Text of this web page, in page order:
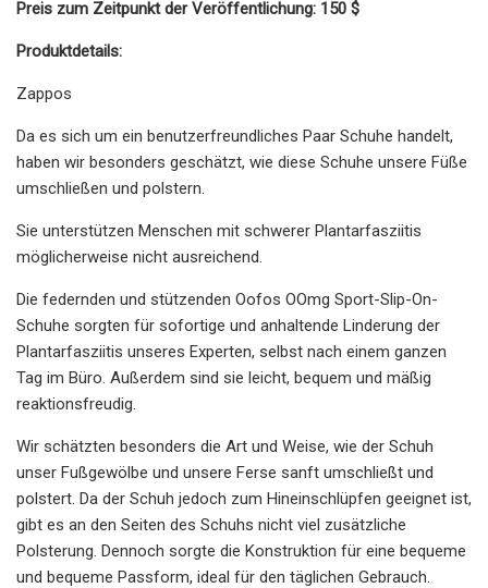
Preis zum Zeitpunkt der Veröffentlichung: 150 $
Produktdetails:
Zappos
Da es sich um ein benutzerfreundliches Paar Schuhe handelt,
haben wir besonders geschätzt, wie diese Schuhe unsere Füße
umschließen und polstern.
Sie unterstützen Menschen mit schwerer Plantarfasziitis
möglicherweise nicht ausreichend.
Die federnden und stützenden Oofos OOmg Sport-Slip-On-
Schuhe sorgten für sofortige und anhaltende Linderung der
Plantarfasziitis unseres Experten, selbst nach einem ganzen
Tag im Büro. Außerdem sind sie leicht, bequem und mäßig
reaktionsfreudig.
Wir schätzten besonders die Art und Weise, wie der Schuh
unser Fußgewölbe und unsere Ferse sanft umschließt und
polstert. Da der Schuh jedoch zum Hineinschlüpfen geeignet ist,
gibt es an den Seiten des Schuhs nicht viel zusätzliche
Polsterung. Dennoch sorgte die Konstruktion für eine bequeme
und bequeme Passform, ideal für den täglichen Gebrauch.